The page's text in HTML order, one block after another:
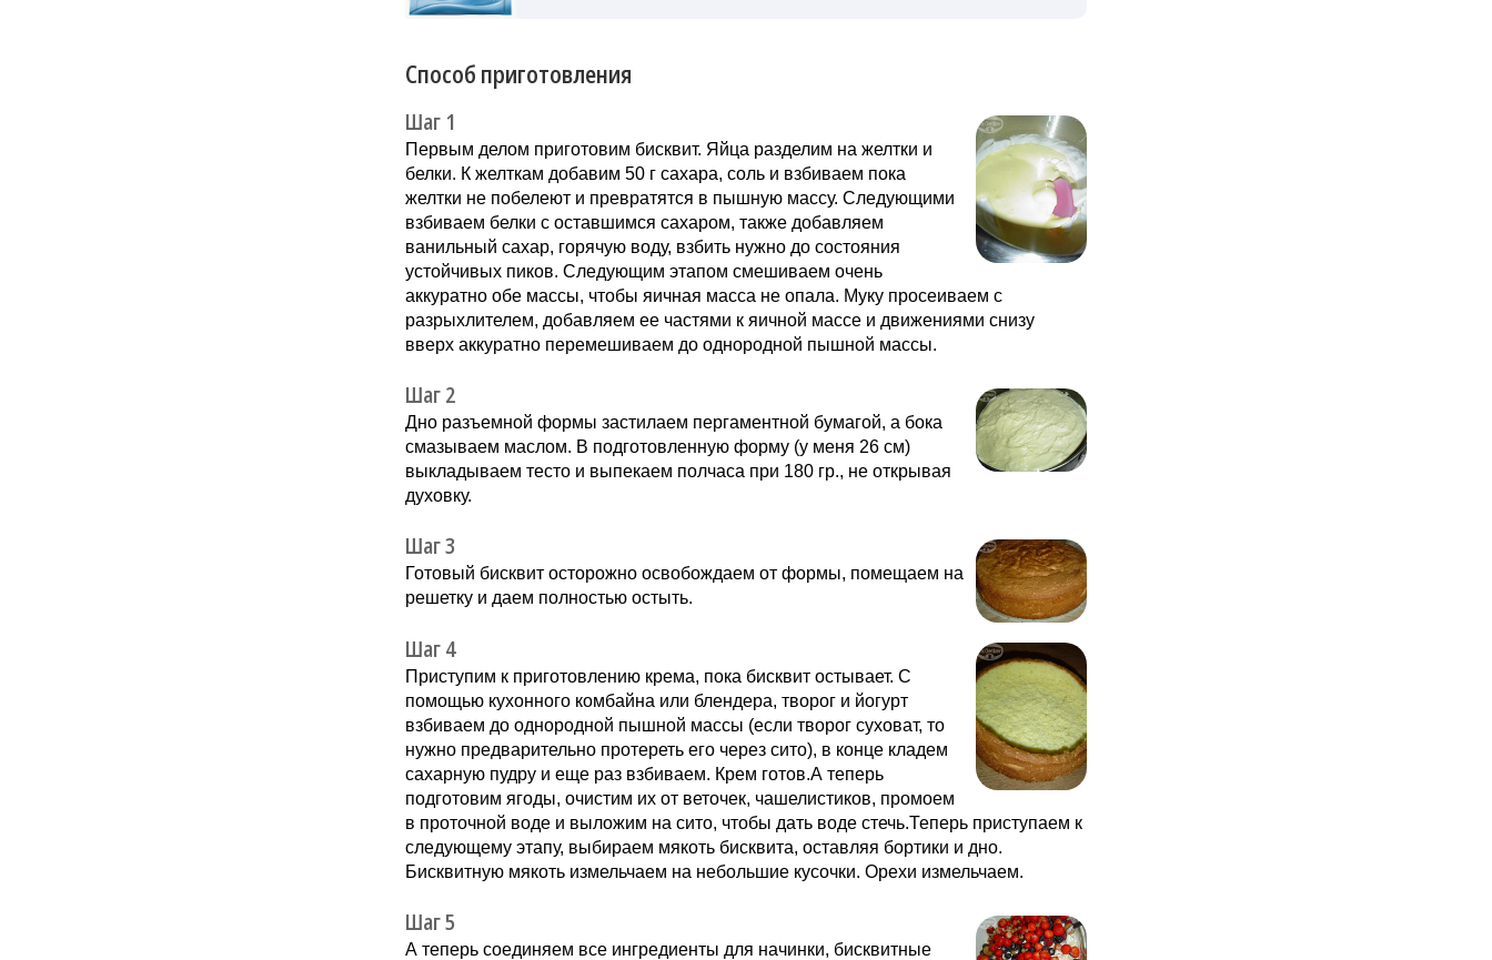
Способ приготовления
Шаг 1
Первым делом приготовим бисквит. Яйца разделим на желтки и
белки. К желткам добавим 50 г сахара, соль и взбиваем пока
желтки не побелеют и превратятся в пышную массу. Следующими
взбиваем белки с оставшимся сахаром, также добавляем
ванильный сахар, горячую воду, взбить нужно до состояния
устойчивых пиков. Следующим этапом смешиваем очень
аккуратно обе массы, чтобы яичная масса не опала. Муку просеиваем с
разрыхлителем, добавляем ее частями к яичной массе и движениями снизу
вверх аккуратно перемешиваем до однородной пышной массы.
Шаг 2
Дно разъемной формы застилаем пергаментной бумагой, а бока
смазываем маслом. В подготовленную форму (у меня 26 см)
выкладываем тесто и выпекаем полчаса при 180 гр., не открывая
духовку.
Шаг 3
Готовый бисквит осторожно освобождаем от формы, помещаем на
решетку и даем полностью остыть.
Шаг 4
Приступим к приготовлению крема, пока бисквит остывает. С
помощью кухонного комбайна или блендера, творог и йогурт
взбиваем до однородной пышной массы (если творог суховат, то
нужно предварительно протереть его через сито), в конце кладем
сахарную пудру и еще раз взбиваем. Крем готов.А теперь
подготовим ягоды, очистим их от веточек, чашелистиков, промоем
в проточной воде и выложим на сито, чтобы дать воде стечь.Теперь приступаем к
следующему этапу, выбираем мякоть бисквита, оставляя бортики и дно.
Бисквитную мякоть измельчаем на небольшие кусочки. Орехи измельчаем.
Шаг 5
А теперь соединяем все ингредиенты для начинки, бисквитные